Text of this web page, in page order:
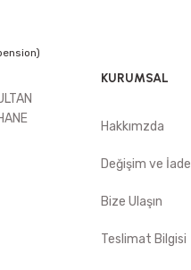
KURUMSAL
Hakkımzda
Değişim ve İade
Bize Ulaşın
Teslimat Bilgisi